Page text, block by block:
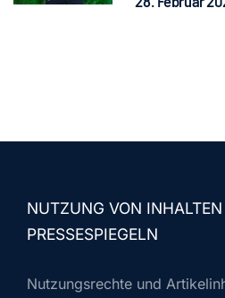
NUTZUNG VON
PRESSESPIEGELN
Nutzungsrechte und